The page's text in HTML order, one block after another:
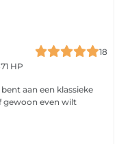
18
HP
aan een klassieke
gewoon even wilt